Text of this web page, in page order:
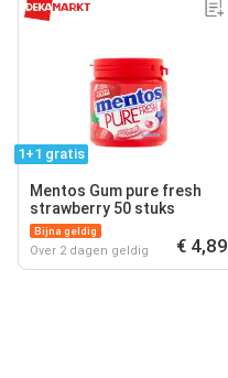
1+1 gratis
Mentos Gum pure fresh
strawberry 50 stuks
Bijna geldig
Over 2 dagen geldig € 4,89